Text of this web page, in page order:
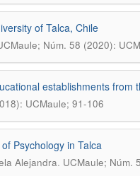
of Talca, Chile
Núm. 58 (2020):
establishments from
UCMaule; 91-106
Psychology in Talca
Alejandra. UCMaule; Núm.